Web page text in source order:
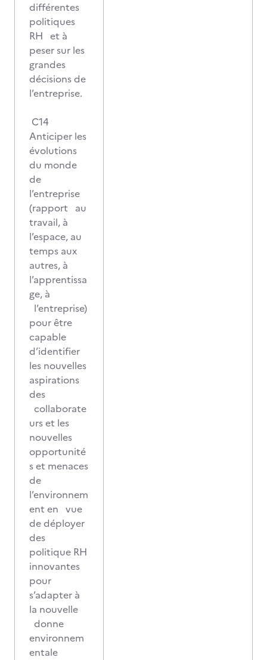
différentes
politiques
RH et à
peser sur les
grandes
décisions de
l’entreprise.
C14
Anticiper les
évolutions
du monde
de
l’entreprise
(rapport au
travail, à
l’espace, au
temps aux
autres, à
l’apprentissa
ge, à
l’entreprise)
pour être
capable
d’identifier
les nouvelles
aspirations
des
collaborate
urs et les
nouvelles
opportunité
s et menaces
de
l’environnem
ent en vue
de déployer
des
politique RH
innovantes
pour
s’adapter à
la nouvelle
donne
environnem
entale